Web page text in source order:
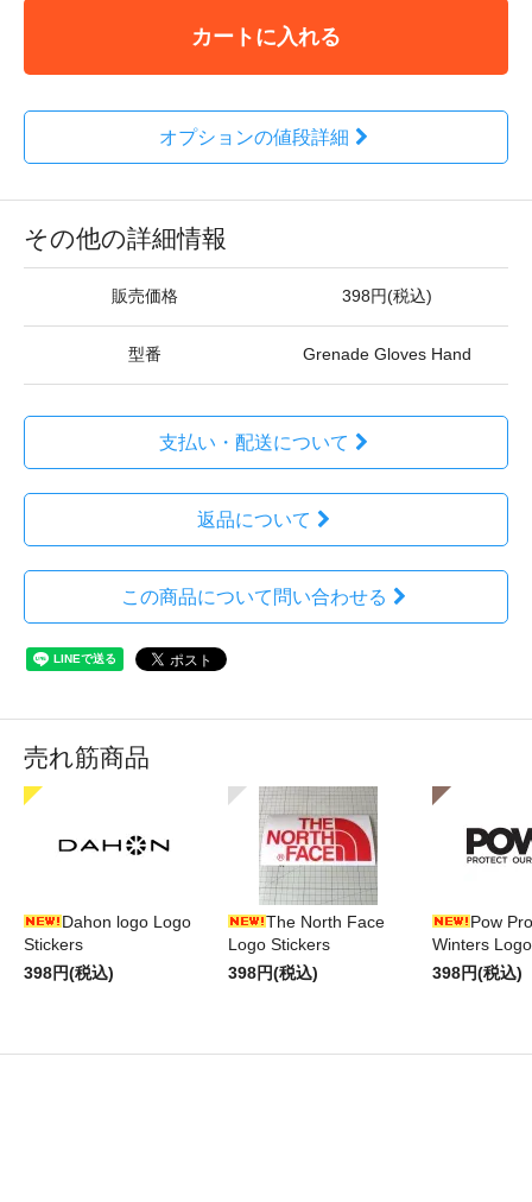
カートに入れる
オプションの値段詳細
その他の詳細情報
販売価格 398円(税込)
型番 Grenade Gloves Hand
支払い・配送について
返品について
この商品について問い合わせる
売れ筋商品
Dahon logo Logo
Stickers
398円(税込)
The North Face
Logo Stickers
398円(税込)
Pow
Winters
398円(税込)